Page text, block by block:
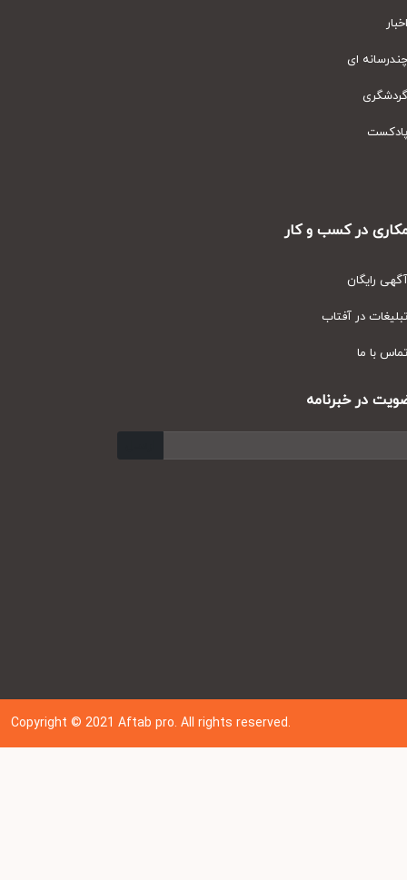
ای
در کسب و کار
رایگان
در آفتاب
با ما
در خبرنامه
Copyright © 202 1Aftab pro. All rights reserved.